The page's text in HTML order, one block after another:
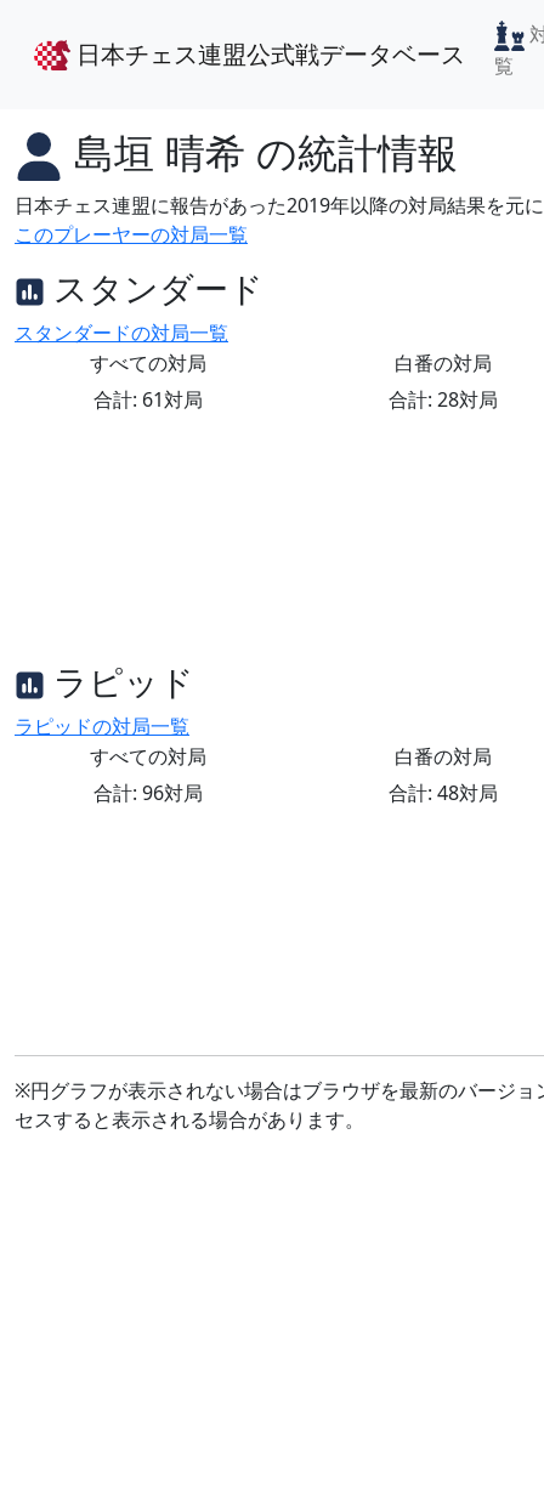
日本チェス連盟公式戦データベース
覧
島垣 晴希 の統計情報
日本チェス連盟に報告があった2019年以降の対局結果を元
このプレーヤーの対局一覧
スタンダード
スタンダードの対局一覧
すべての対局
合計: 61対局
白番の対局
合計: 28対局
ラピッド
ラピッドの対局一覧
すべての対局
合計: 96対局
白番の対局
合計: 48対局
※円グラフが表示されない場合はブラウザを最新のバージ
セスすると表示される場合があります。